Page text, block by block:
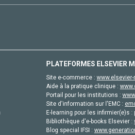
PLATEFORMES ELSEVIER
Site e-commerce :
Aide à la pratique clinique :
Portail pour les institutions :
Site d'information sur l'EMC :
E-learning pour les infirmier(e)s :
Bibliothèque d'e-books Elsevier :
Blog special IFSI :